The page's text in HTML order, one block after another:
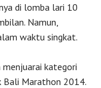
di lomba lari 10
Namun,
waktu singkat.
kategori
Bali Marathon 2014.